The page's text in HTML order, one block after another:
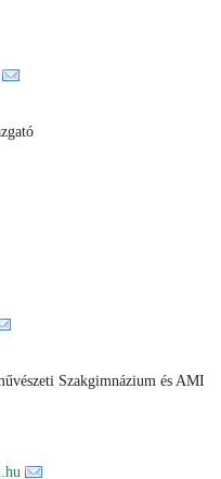
Szakgimnázium és AMI